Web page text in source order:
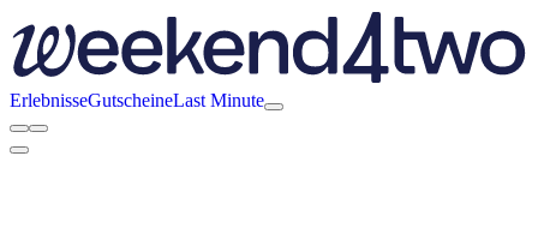
ErlebnisseGutscheineLast Minute